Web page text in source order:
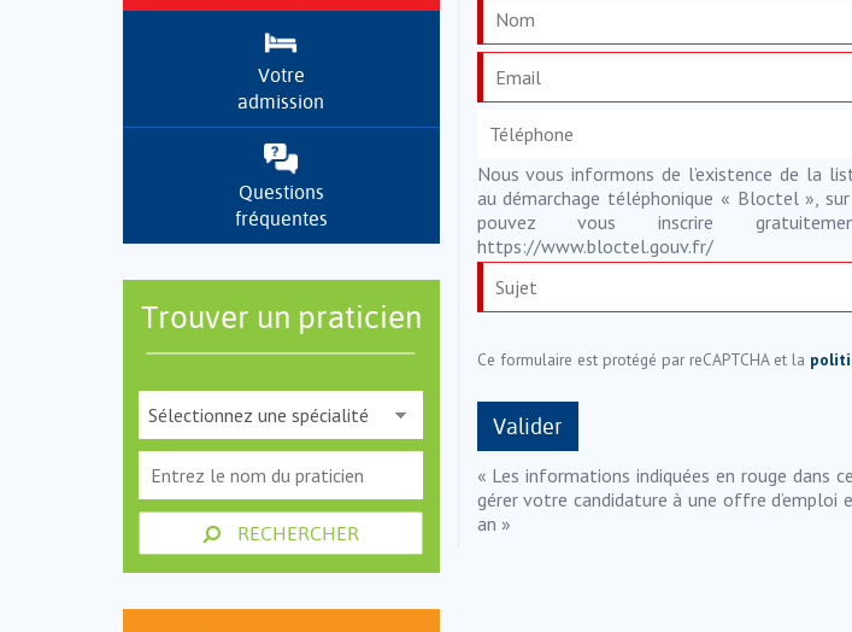
Votre
admission
Questions
fréquentes
Trouver un praticien
RECHERCHER
Nous vous informons de l’existence de la
au démarchage téléphonique « Bloctel »,
pouvez vous inscrire
https://www.bloctel.gouv.fr/
Ce formulaire est protégé par reCAPTCHA et la
« Les informations indiquées en rouge
gérer votre candidature à une offre
an »